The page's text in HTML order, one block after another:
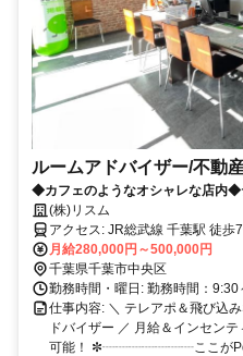
ルームアドバイザー/不動
◆カフェのようなオシャレな店内◆
迎！(株)リスム
アクセス: JR総武線 千葉駅 徒歩7分 京成千葉線 千葉中央駅 歩5分 千
葉モノレール 葭川公園駅 歩2分 千葉県千葉市中央区富士見2丁目10-8
稲生ビル 1F
月給280,000円～500,000円
千葉県千葉市中央区
勤務時間・曜日: 勤務時間：
仕事内容: ＼ テレアポ＆飛び込
ドバイザー ／ 月給＆インセン
可能！ ✼┈┈┈┈┈┈┈ここが